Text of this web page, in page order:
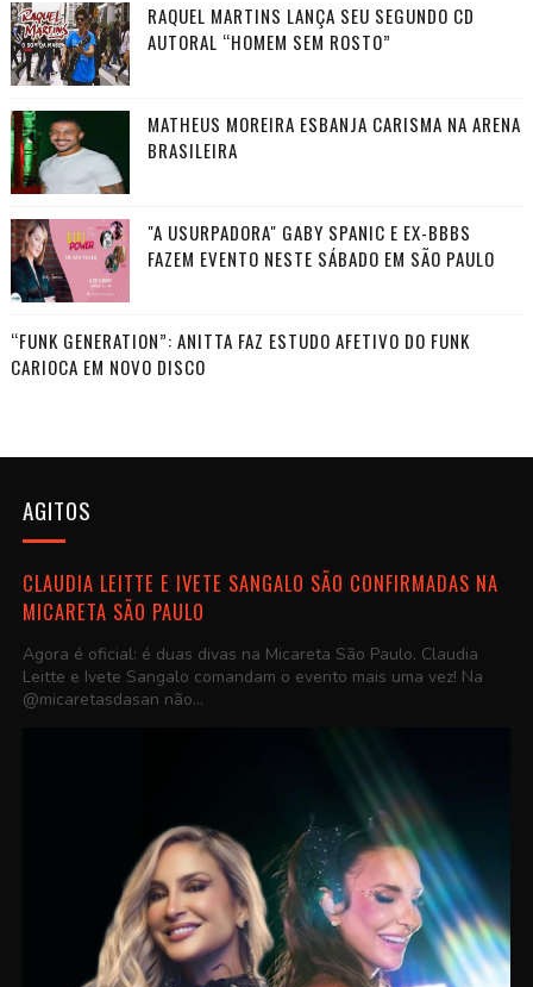
RAQUEL MARTINS LANÇA SEU SEGUNDO CD
AUTORAL “HOMEM SEM ROSTO”
MATHEUS MOREIRA ESBANJA CARISMA NA ARENA
BRASILEIRA
"A USURPADORA" GABY SPANIC E EX-BBBS
FAZEM EVENTO NESTE SÁBADO EM SÃO PAULO
“FUNK GENERATION”: ANITTA FAZ ESTUDO AFETIVO DO FUNK
CARIOCA EM NOVO DISCO
AGITOS
CLAUDIA LEITTE E IVETE SANGALO SÃO CONFIRMADAS NA
MICARETA SÃO PAULO
Agora é oficial: é duas divas na Micareta São Paulo. Claudia
Leitte e Ivete Sangalo comandam o evento mais uma vez! Na
@micaretasdasan não...